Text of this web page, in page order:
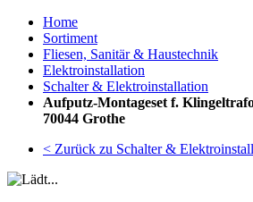
Home
Sortiment
Fliesen, Sanitär & Haustechnik
Elektroinstallation
Schalter & Elektroinstallation
Aufputz-Montageset f.
70044 Grothe
< Zurück zu Schalter &